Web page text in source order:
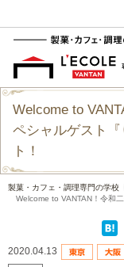
Welcome to
ペシャルゲスト
ト！
製菓・カフェ・調理専門の学校
Welcome to VANTAN！令和二
2020.04.13